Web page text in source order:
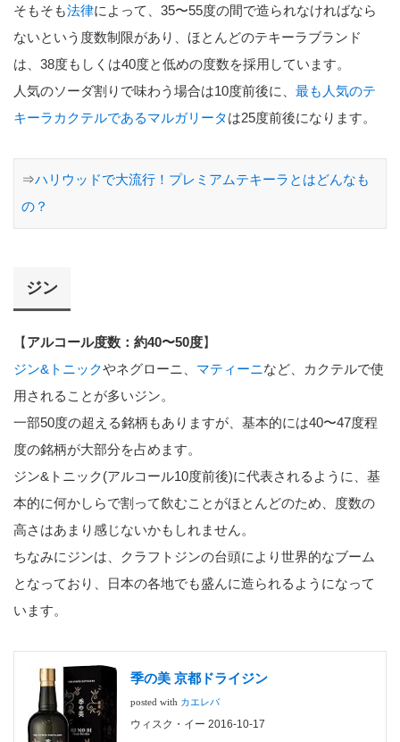
そもそも法律によって、35〜55度の間で造られなければなら
ないという度数制限があり、ほとんどのテキーラブランド
は、38度もしくは40度と低めの度数を採用しています。
人気のソーダ割りで味わう場合は10度前後に、 最も人気のテ
キーラカクテルであるマルガリータは25度前後になります。
⇒ハリウッドで大流行！プレミアムテキーラとはどんなも
の？
ジン
【アルコール度数：約40〜50度】
ジン&トニックやネグローニ、 マティーニなど、カクテルで使
用されることが多いジン。
一部50度の超える銘柄もありますが、基本的には40〜47度程
度の銘柄が大部分を占めます。
ジン&トニック(アルコール10度前後)に代表されるように、基
本的に何かしらで割って飲むことがほとんどのため、度数の
高さはあまり感じないかもしれません。
ちなみにジンは、クラフトジンの台頭により世界的なブーム
となっており、日本の各地でも盛んに造られるようになって
います。
季の美 京都ドライジン
posted with カエレバ
ウィスク・イー 2016-10-17